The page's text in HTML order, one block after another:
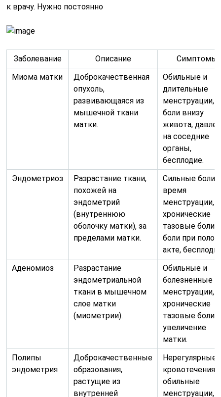
к врачу. Нужно постоянно
Заболевание Описание
Симптомы
Миома матки
Доброкачественная
опухоль,
развивающаяся из
мышечной ткани
матки.
Обильные и
длительные
менструации,
боли внизу
живота,
на соседние
органы,
бесплодие.
Эндометриоз
Разрастание ткани,
похожей на
эндометрий
(внутреннюю
оболочку матки), за
пределами матки.
Сильные боли
время
менструации,
хронические
тазовые боли,
боли при
акте,
Аденомиоз
Разрастание
эндометриальной
ткани в мышечном
слое матки
(миометрии).
Обильные и
болезненные
менструации,
хронические
тазовые боли,
увеличение
матки.
Полипы
эндометрия
Доброкачественные
образования,
растущие из
внутренней
Нерегулярные
кровотечения,
обильные
менструации,